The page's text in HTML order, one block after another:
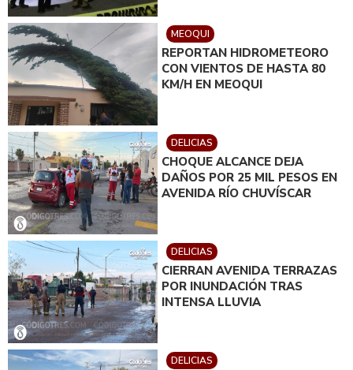
MEOQUI
REPORTAN HIDROMETEORO
CON VIENTOS DE HASTA 80
KM/H EN MEOQUI
DELICIAS
CHOQUE ALCANCE DEJA
DAÑOS POR 25 MIL PESOS EN
AVENIDA RÍO CHUVÍSCAR
DELICIAS
CIERRAN AVENIDA TERRAZAS
POR INUNDACIÓN TRAS
INTENSA LLUVIA
DELICIAS